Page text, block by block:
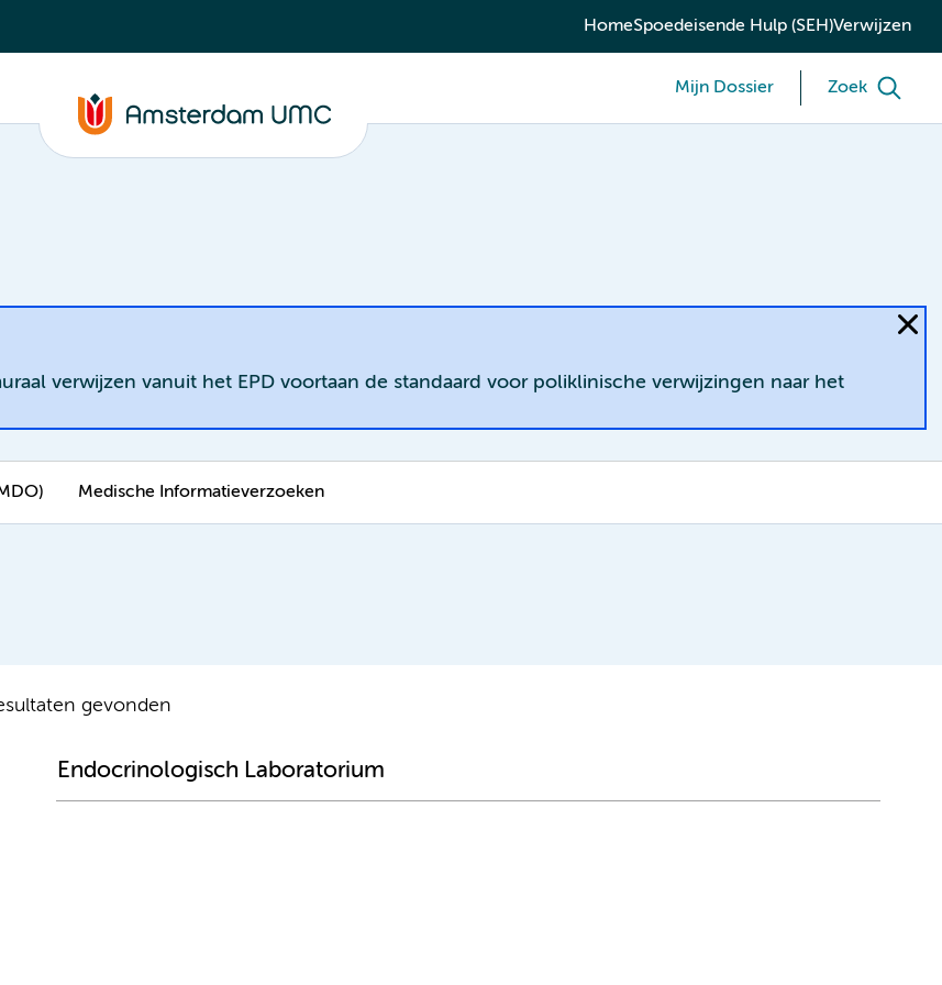
HomeSpoedeisende Hulp (SEH)Verwijzen
Mijn Dossier Zoek
verwijzen vanuit het EPD voortaan de standaard voor poliklinische verwijzingen naar het
Medische Informatieverzoeken
gevonden
Endocrinologisch Laboratorium